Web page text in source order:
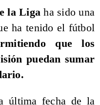
la Liga ha sido una
ha tenido el fútbol
que los
puedan sumar
última fecha de la